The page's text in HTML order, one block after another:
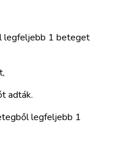
legfeljebb 1 beteget
adták.
legfeljebb 1